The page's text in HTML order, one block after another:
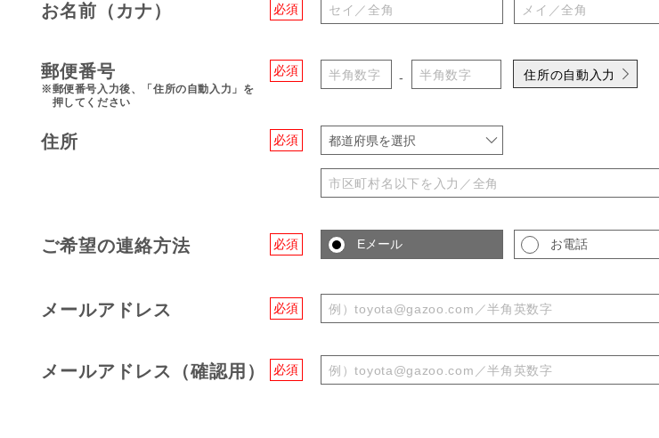
必須
お名前（カナ）
必須
郵便番号
※郵便番号入力後、「住所の自動入力」を
押してください
- 住所の自動入力
必須
住所 都道府県を選択
必須
ご希望の連絡方法 Eメール お電話
必須
メールアドレス
必須
メールアドレス（確認用）